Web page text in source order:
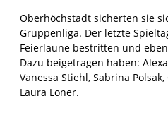
Oberhöchstadt sicherten sie
Gruppenliga. Der letzte
Feierlaune bestritten und
Dazu beigetragen haben:
Vanessa Stiehl, Sabrina
Laura Loner.